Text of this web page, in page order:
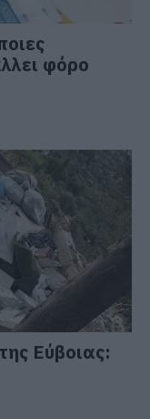
φόρο
Εύβοιας: